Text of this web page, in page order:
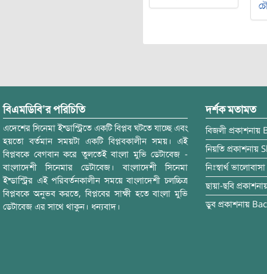
বিএমডিবি’র পরিচিতি
এদেশের সিনেমা ইন্ডাস্ট্রিতে একটি বিপ্লব ঘটতে যাচ্ছে এবং
হয়তো বর্তমান সময়টা একটি বিপ্লবকালীন সময়। এই
বিপ্লবকে বেগবান করে তুলতেই বাংলা মুভি ডেটাবেজ -
বাংলাদেশী সিনেমার ডেটাবেজ। বাংলাদেশী সিনেমা
ইন্ডাস্ট্রির এই পরিবর্তনকালীন সময়ে বাংলাদেশী চলচ্চিত্র
বিপ্লবকে অনুভব করতে, বিপ্লবের সাক্ষী হতে বাংলা মুভি
ডেটাবেজ এর সাথে থাকুন। ধন্যবাদ।
দর্শক মতামত
বিজলী প্রকাশনায়
নিয়তি প্রকাশনায়
নিঃস্বার্থ ভালোবাসা
ছায়া-ছবি
ডুব প্রকাশনায়